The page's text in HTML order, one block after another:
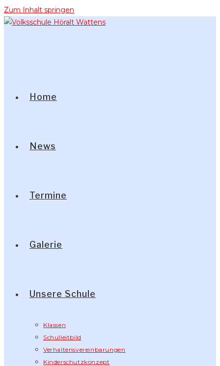
Zum Inhalt springen
Home
News
Termine
Galerie
Unsere Schule
Klassen
Schulleitbild
Verhaltensvereinbarungen
Kinderschutzkonzept